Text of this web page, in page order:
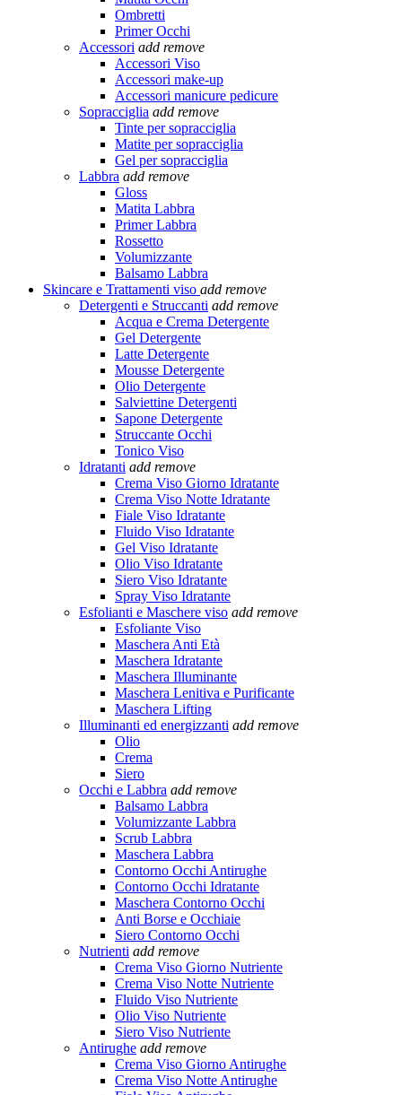
Ombretti
Primer Occhi
Accessori add remove
Accessori Viso
Accessori make-up
Accessori manicure pedicure
Sopracciglia add remove
Tinte per sopracciglia
Matite per sopracciglia
Gel per sopracciglia
Labbra add remove
Gloss
Matita Labbra
Primer Labbra
Rossetto
Volumizzante
Balsamo Labbra
Skincare e Trattamenti viso add remove
Detergenti e Struccanti add remove
Acqua e Crema Detergente
Gel Detergente
Latte Detergente
Mousse Detergente
Olio Detergente
Salviettine Detergenti
Sapone Detergente
Struccante Occhi
Tonico Viso
Idratanti add remove
Crema Viso Giorno Idratante
Crema Viso Notte Idratante
Fiale Viso Idratante
Fluido Viso Idratante
Gel Viso Idratante
Olio Viso Idratante
Siero Viso Idratante
Spray Viso Idratante
Esfolianti e Maschere viso add remove
Esfoliante Viso
Maschera Anti Età
Maschera Idratante
Maschera Illuminante
Maschera Lenitiva e Purificante
Maschera Lifting
Illuminanti ed energizzanti add remove
Olio
Crema
Siero
Occhi e Labbra add remove
Balsamo Labbra
Volumizzante Labbra
Scrub Labbra
Maschera Labbra
Contorno Occhi Antirughe
Contorno Occhi Idratante
Maschera Contorno Occhi
Anti Borse e Occhiaie
Siero Contorno Occhi
Nutrienti add remove
Crema Viso Giorno Nutriente
Crema Viso Notte Nutriente
Fluido Viso Nutriente
Olio Viso Nutriente
Siero Viso Nutriente
Antirughe add remove
Crema Viso Giorno Antirughe
Crema Viso Notte Antirughe